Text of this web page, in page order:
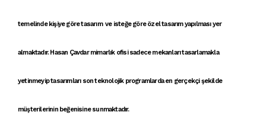
temelindekişiye göre tasarımve isteğe göre özel tasarımyapılması yer
almaktadır.Hasan Çavdar mimarlık ofisisadecemekanları tasarlamakla
yetinmeyiptasarımları son teknolojik programlarda en gerçekçi şekilde
müşterilerinin beğenisine sunmaktadır.